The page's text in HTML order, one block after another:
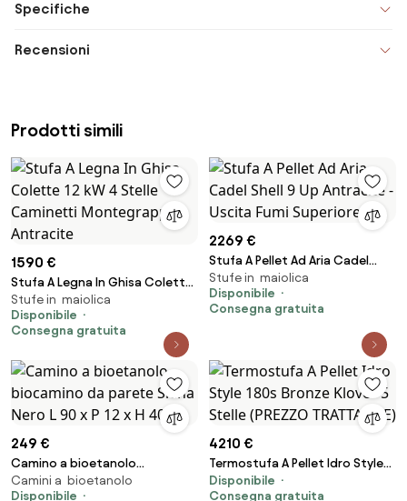
Specifiche
Recensioni
Prodotti simili
1590 €
Stufa A Legna In Ghisa Colette
12 kW 4 Stelle Caminetti
Montegrappa Antracite
Stufe in maiolica
Disponibile
Consegna gratuita
2269 €
Stufa A Pellet Ad Aria Cadel
Shell 9 Up Antracite - Uscita
Fumi Superiore
Stufe in maiolica
Disponibile
Consegna gratuita
249 €
Camino a bioetanolo
biocamino da parete Siena
Camini a bioetanolo
Disponibile
4210 €
Termostufa A Pellet Idro Style
180s Bronze Klover 5 Stelle
Disponibile
Consegna gratuita